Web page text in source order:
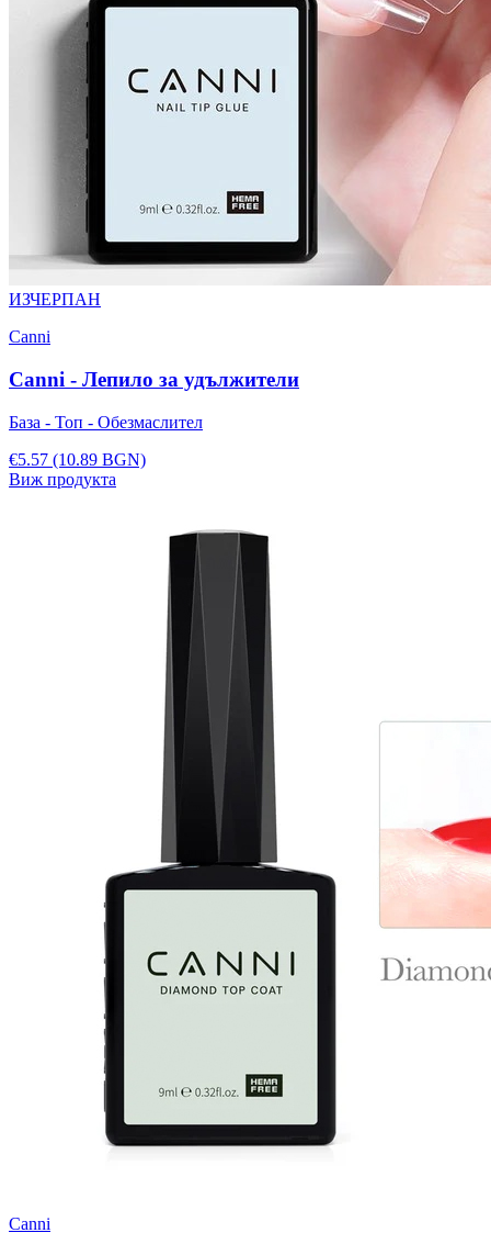
ИЗЧЕРПАН
Canni
Canni - Лепило за удължители
База - Топ - Обезмаслител
€5.57 (10.89 BGN)
Виж продукта
Canni